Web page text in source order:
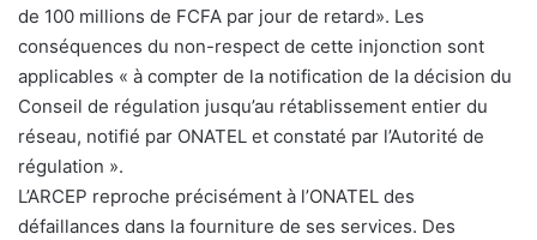
de 100 millions de FCFA par jour de retard». Les
conséquences du non-respect de cette injonction sont
applicables « à compter de la notification de la décision du
Conseil de régulation jusqu’au rétablissement entier du
réseau, notifié par ONATEL et constaté par l’Autorité de
régulation ».
L’ARCEP reproche précisément à l’ONATEL des
défaillances dans la fourniture de ses services. Des